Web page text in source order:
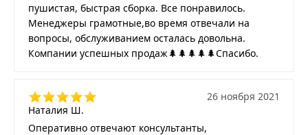
пушистая, быстрая сборка. Все понравилось.
Менеджеры грамотные,во время отвечали на
вопросы, обслуживанием осталась довольна.
Компании успешных продаж🌲🌲🌲🌲🌲Спасибо.
Наталия Ш.
26 ноября 2021
Оперативно отвечают консультанты,